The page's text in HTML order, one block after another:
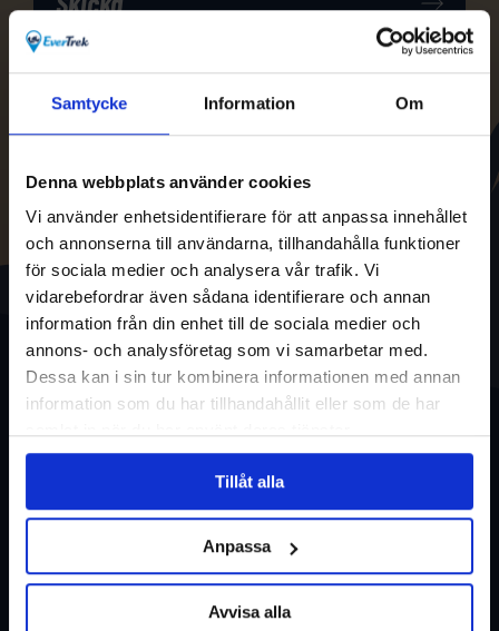
Samtycke Information Om
Denna webbplats använder cookies
Vi använder enhetsidentifierare för att anpassa innehållet
och annonserna till användarna, tillhandahålla funktioner
för sociala medier och analysera vår trafik. Vi
vidarebefordrar även sådana identifierare och annan
information från din enhet till de sociala medier och
annons- och analysföretag som vi samarbetar med.
Dessa kan i sin tur kombinera informationen med annan
information som du har tillhandahållit eller som de har
Tillåt alla
Anpassa
Avvisa alla
Restyper
Om oss
Boka och res tryggt med
EverTrek
Grupp & Konferens
Kontakta oss